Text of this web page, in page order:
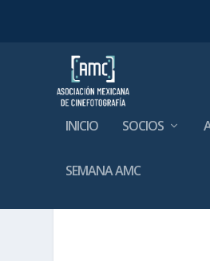
INICIO SOCIOS
SEMANA AMC